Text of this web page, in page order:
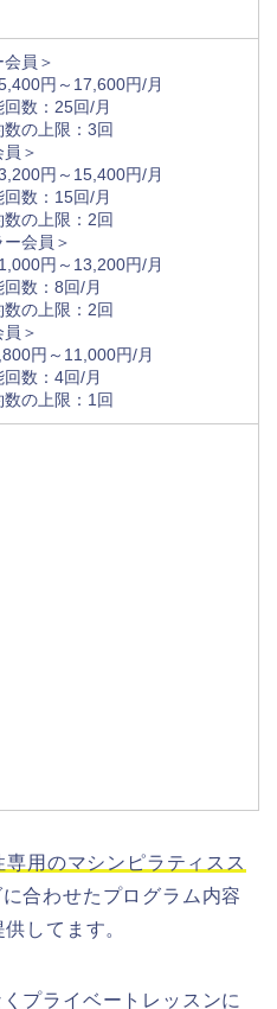
会員＞
円～17,600円/月
回数：25回/月
数の上限：3回
＞
円～15,400円/月
回数：15回/月
数の上限：2回
ー会員＞
円～13,200円/月
回数：8回/月
数の上限：2回
＞
円～11,000円/月
回数：4回/月
数の上限：1回
専用のマシンピラティスス
合わせたプログラム内容
してます。
プライベートレッスンに